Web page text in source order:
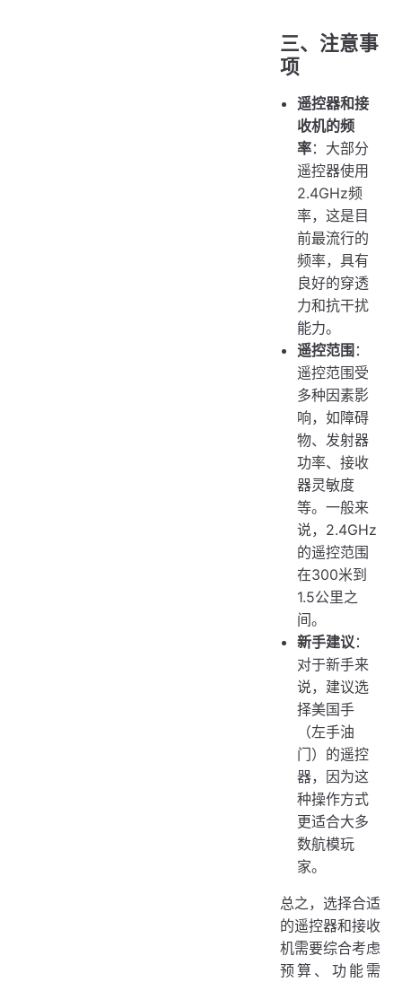
三、注意事
项
遥控器和接
收机的频
率：大部分
遥控器使用
2.4GHz频
率，这是目
前最流行的
频率，具有
良好的穿透
力和抗干扰
能力。
遥控范围 ：
遥控范围受
多种因素影
响，如障碍
物、发射器
功率、接收
器灵敏度
等。一般来
说，2.4GHz
的遥控范围
在300米到
1.5公里之
间。
新手建议：
对于新手来
说，建议选
择美国手
（左手油
门）的遥控
器，因为这
种操作方式
更适合大多
数航模玩
家。
总之，选择合适
的遥控器和接收
机需要综合考虑
预算、功能需